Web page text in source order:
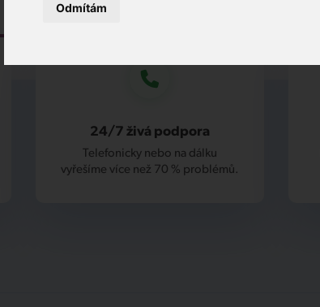
Odmítám
24/7 živá podpora
Telefonicky nebo na dálku
vyřešíme více než 70 % problémů.